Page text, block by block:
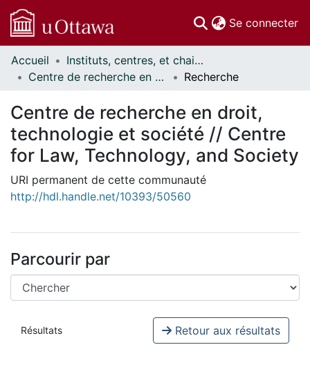
Se connecter
Communautés
et collections
Statistiques
À propos
Accueil
Instituts, centres, et chaires de recherche // Research Institutes, Centres, and Chairs
Centre de recherche en droit, technologie et société // Centre for Law, Technology, and Society
Recherche
Centre de recherche en droit,
technologie et société // Centre
for Law, Technology, and Society
URI permanent de cette communauté
http://hdl.handle.net/10393/50560
Parcourir par
Résultats Retour aux résultats